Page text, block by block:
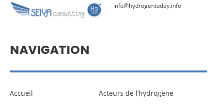
info@hydrogentoday.info
NAVIGATION
Accueil Acteurs de l’hydrogène